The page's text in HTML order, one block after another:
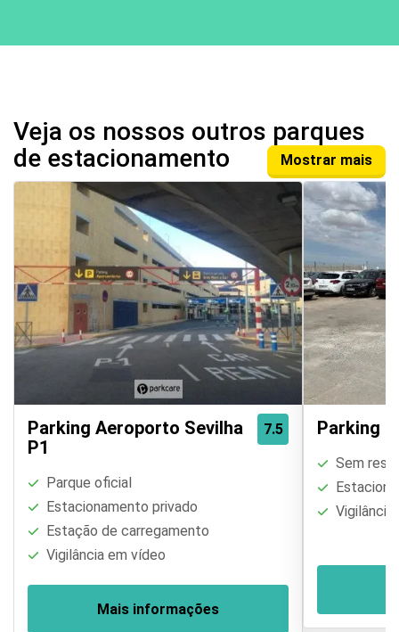
Veja os nossos outros parques
de estacionamento
Mostrar mais
7.5
Parking Aeroporto Sevilha
P1
Parque oficial
Estacionamento privado
Estação de carregamento
Vigilância em vídeo
Mais informações
Parking
Sem